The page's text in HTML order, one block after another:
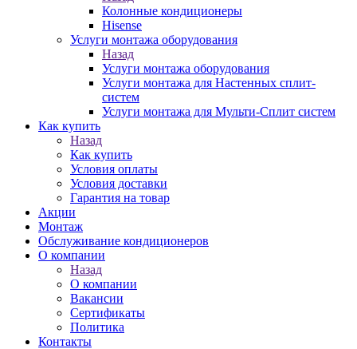
Колонные кондиционеры
Hisense
Услуги монтажа оборудования
Назад
Услуги монтажа оборудования
Услуги монтажа для Настенных сплит-
систем
Услуги монтажа для Мульти-Сплит систем
Как купить
Назад
Как купить
Условия оплаты
Условия доставки
Гарантия на товар
Акции
Монтаж
Обслуживание кондиционеров
О компании
Назад
О компании
Вакансии
Сертификаты
Политика
Контакты